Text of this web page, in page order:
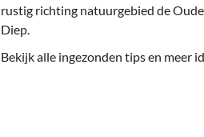
rustig richting natuurgebied de
Diep.
Bekijk alle ingezonden tips en meer